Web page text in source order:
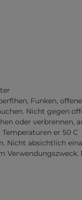
Funken,
Nicht gegen
oder verbrennen,
er 50 C
Nicht absichtlich
Verwendungszweck.